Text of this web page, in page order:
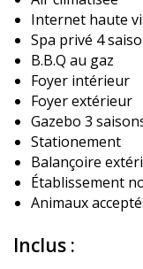
Internet haute
Spa privé 4
B.B.Q au gaz
Foyer intérieur
Foyer extérieur
Gazebo 3
Stationement
Balançoire
Établissement
Animaux
Inclus :